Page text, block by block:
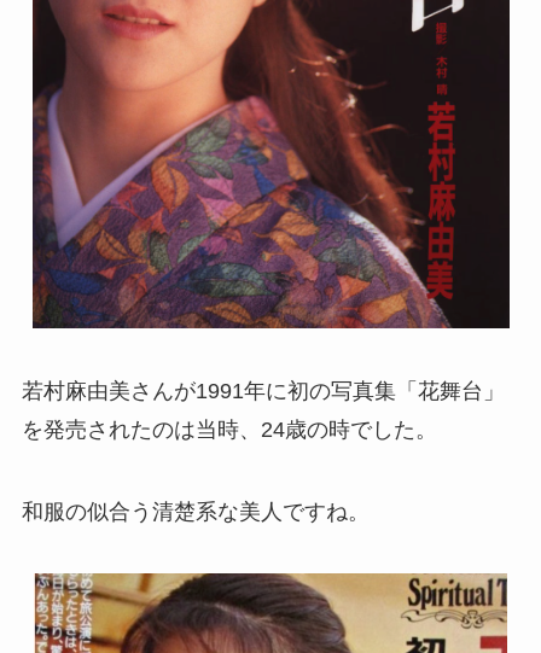
若村麻由美さんが1991年に初の写真集「花舞台」
を発売されたのは当時、24歳の時でした。
和服の似合う清楚系な美人ですね。